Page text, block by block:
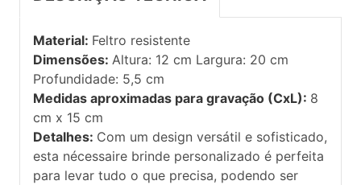
Material: Feltro resistente
Dimensões: Altura: 12 cm Largura: 20 cm
Profundidade: 5,5 cm
Medidas aproximadas para gravação (CxL): 8
cm x 15 cm
Detalhes: Com um design versátil e sofisticado,
esta nécessaire brinde personalizado é perfeita
para levar tudo o que precisa, podendo ser